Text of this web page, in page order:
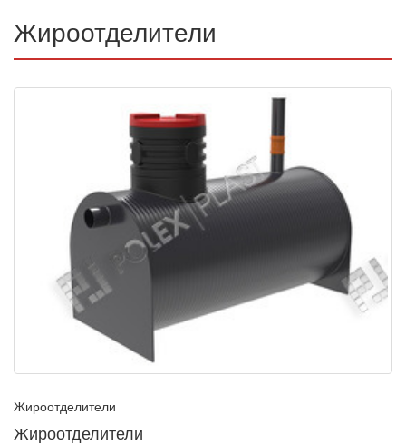
Жироотделители
Жироотделители
Жироотделители